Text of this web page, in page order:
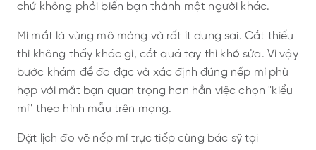
chứ không phải biến bạn thành một người khác.
Mí mắt là vùng mô mỏng và rất ít dung sai. Cắt thiếu
thì không thấy khác gì, cắt quá tay thì khó sửa. Vì vậy
bước khám để đo đạc và xác định đúng nếp mí phù
hợp với mắt bạn quan trọng hơn hẳn việc chọn "kiểu
mí" theo hình mẫu trên mạng.
Đặt lịch đo vẽ nếp mí trực tiếp cùng bác sỹ tại